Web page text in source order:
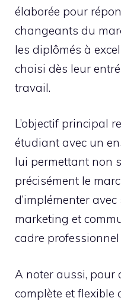
élaborée pour
changeants du
les diplômés à
choisi dès leur
travail.
L’objectif principal
étudiant avec un
lui permettant non
précisément le
d’implémenter
marketing et
cadre
A noter aussi, pour
complète et flexible